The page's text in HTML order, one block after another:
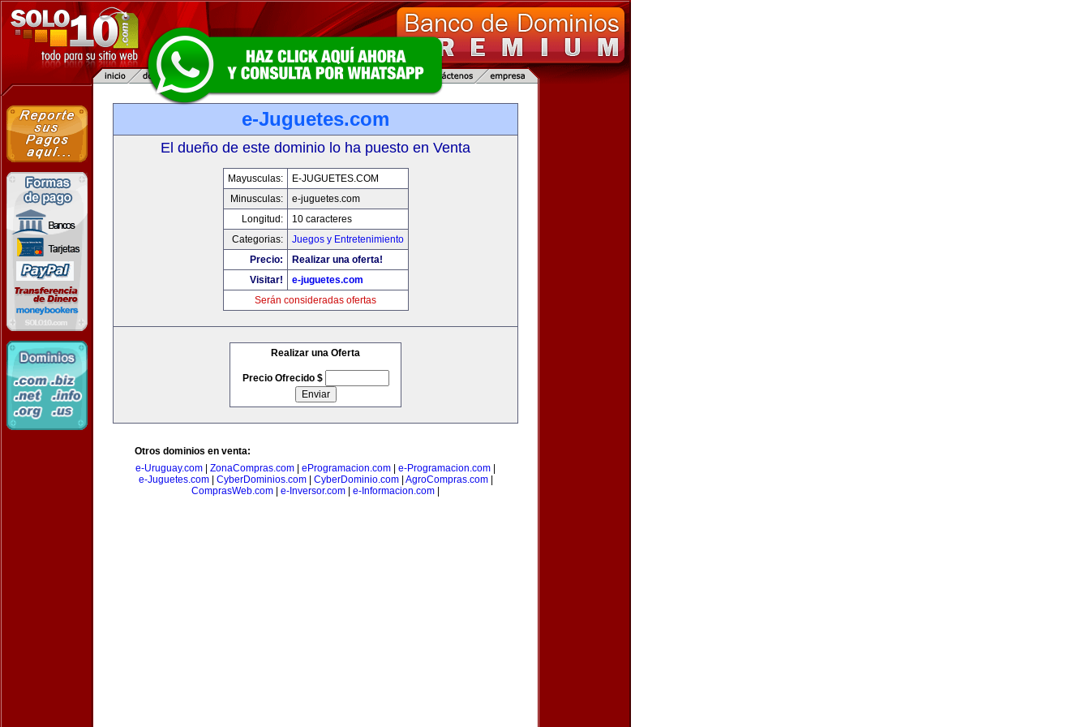
e-Juguetes.com
El dueño de este dominio lo ha puesto en Venta
Mayusculas:
E-JUGUETES.COM
Minusculas:
e-juguetes.com
Longitud:
10 caracteres
Categorias:
Juegos y Entretenimiento
Precio:
Realizar una oferta!
Visitar!
e-juguetes.com
Serán consideradas ofertas
Realizar una Oferta
Precio Ofrecido $
Otros dominios en venta:
e-Uruguay.com
ZonaCompras.com eProgramacion.com e-Programacion.com
e-Juguetes.com| CyberDominios.com| CyberDominio.com| AgroCompras.com|
ComprasWeb.com
e-Inversor.com e-Informacion.com